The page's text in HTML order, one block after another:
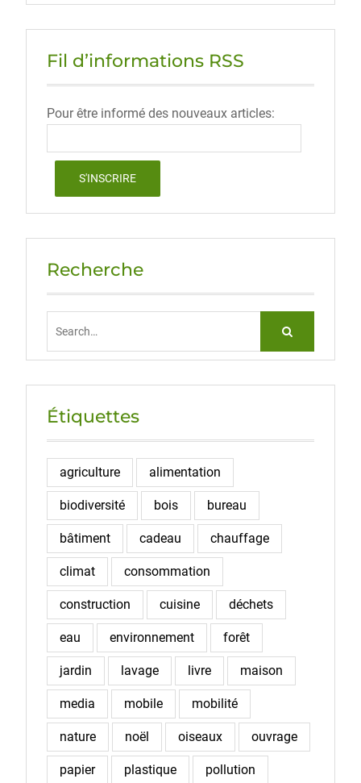
Fil d’informations RSS
Pour être informé des nouveaux articles:
Recherche
Étiquettes
agriculture alimentation
biodiversité bois bureau
bâtiment cadeau chauffage
climat consommation
construction cuisine déchets
eau environnement forêt
jardin lavage livre maison
media mobile mobilité
nature noël oiseaux ouvrage
papier plastique pollution